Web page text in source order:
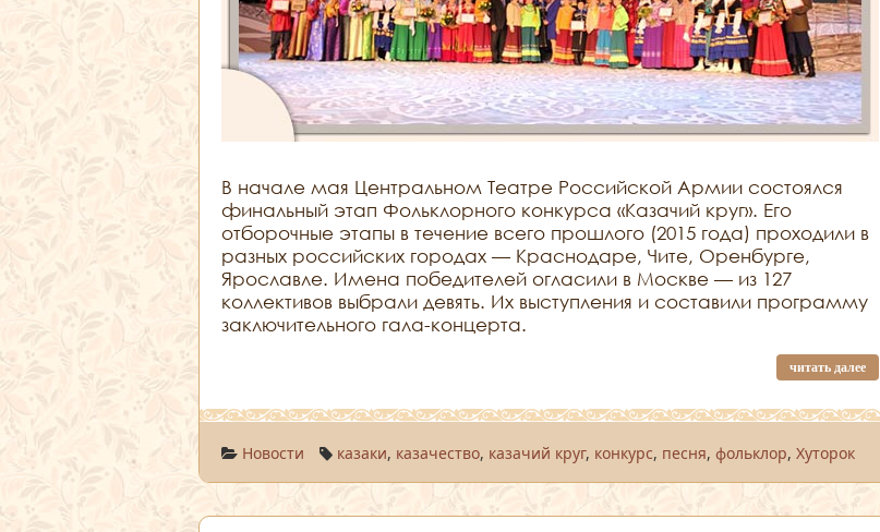
В начале мая Центральном Театре Российской Армии состоялся
финальный этап Фольклорного конкурса «Казачий круг». Его
отборочные этапы в течение всего прошлого (2015 года) проходили в
разных российских городах — Краснодаре, Чите, Оренбурге,
Ярославле. Имена победителей огласили в Москве — из 127
коллективов выбрали девять. Их выступления и составили программу
заключительного гала-концерта.
читать далее
Новости казаки, казачество, казачий круг, конкурс, песня,фольклор,Хуторок